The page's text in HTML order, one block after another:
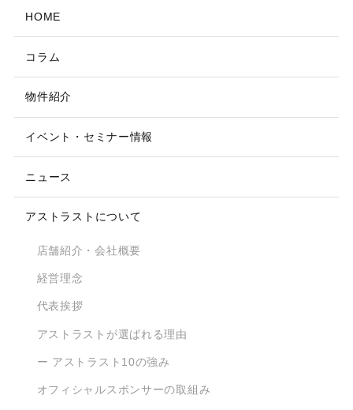
HOME
コラム
物件紹介
イベント・セミナー情報
ニュース
アストラストについて
店舗紹介・会社概要
経営理念
代表挨拶
アストラストが選ばれる理由
ー アストラスト10の強み
オフィシャルスポンサーの取組み